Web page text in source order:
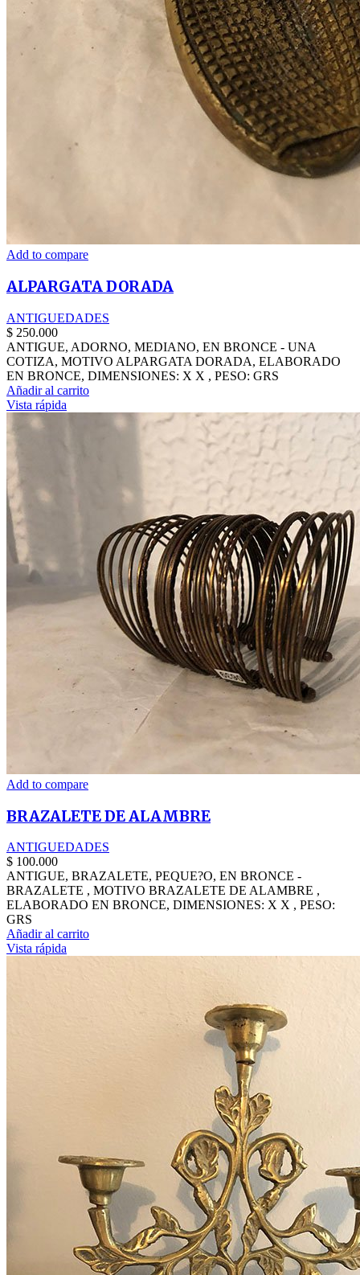
Add to compare
ALPARGATA DORADA
ANTIGUEDADES
$ 250.000
ANTIGUE, ADORNO, MEDIANO, EN BRONCE - UNA
COTIZA, MOTIVO ALPARGATA DORADA, ELABORADO
EN BRONCE, DIMENSIONES: X X , PESO: GRS
Añadir al carrito
Vista rápida
Add to compare
BRAZALETE DE ALAMBRE
ANTIGUEDADES
$ 100.000
ANTIGUE, BRAZALETE, PEQUE?O, EN BRONCE -
BRAZALETE , MOTIVO BRAZALETE DE ALAMBRE ,
ELABORADO EN BRONCE, DIMENSIONES: X X , PESO:
GRS
Añadir al carrito
Vista rápida